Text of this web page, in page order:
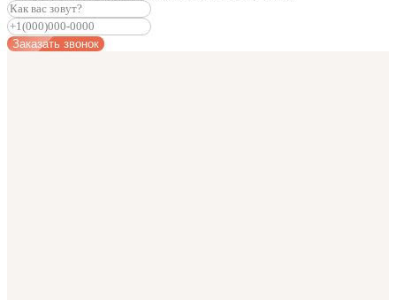
Заказать звонок